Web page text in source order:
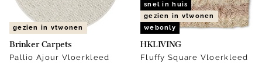
gezien in vtwonen
Brinker Carpets
Pallio Ajour Vloerkleed
snel in huis
gezien in vtwonen
webonly
HKLIVING
Fluffy Square Vloerkleed